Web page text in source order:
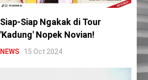
Siap-Siap Ngakak di Tour
'Kadung' Nopek Novian!
NEWS 15 Oct 2024